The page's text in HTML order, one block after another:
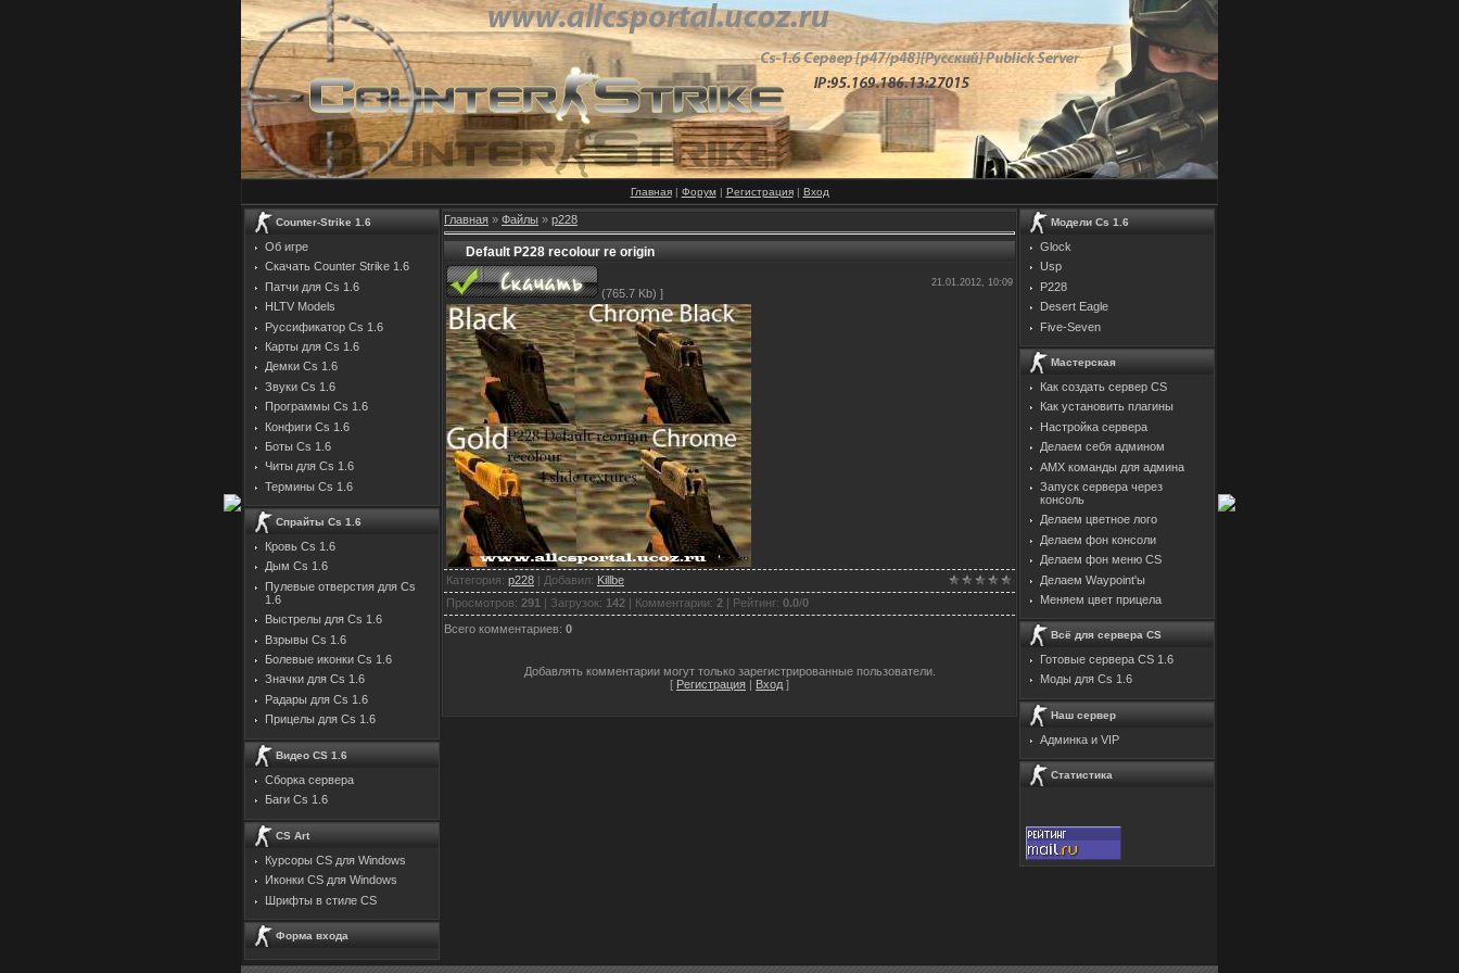
Главная| Форум| Регистрация| Вход
Counter-Strike 1.6
Об игре
Скачать Counter Strike 1.6
Патчи для Cs 1.6
HLTV Models
Руссификатор Cs 1.6
Карты для Cs 1.6
Демки Cs 1.6
Звуки Cs 1.6
Программы Cs 1.6
Конфиги Cs 1.6
Боты Cs 1.6
Читы для Cs 1.6
Термины Cs 1.6
Спрайты Cs 1.6
Кровь Cs 1.6
Дым Cs 1.6
Пулевые отверстия для Cs
1.6
Выстрелы для Cs 1.6
Взрывы Cs 1.6
Болевые иконки Cs 1.6
Значки для Cs 1.6
Радары для Cs 1.6
Прицелы для Cs 1.6
Видео CS 1.6
Сборка сервера
Баги Cs 1.6
CS Art
Курсоры CS для Windows
Иконки CS для Windows
Шрифты в стиле CS
Форма входа
Главная » Файлы » p228
Default P228 recolour re origin
(765.7 Kb) ]
21.01.2012, 10:09
Категория: p228 | Добавил: Killbe
Просмотров: 291 | Загрузок: 142 | Комментарии: 2 | Рейтинг: 0.0/0
Всего комментариев: 0
Добавлять комментарии могут только зарегистрированные пользователи.
[ Регистрация | Вход ]
Модели Cs 1.6
Glock
Usp
P228
Desert Eagle
Five-Seven
Мастерская
Как создать сервер CS
Как установить плагины
Настройка сервера
Делаем себя админом
AMX команды для админа
Запуск сервера через
консоль
Делаем цветное лого
Делаем фон консоли
Делаем фон меню CS
Делаем Waypoint'ы
Меняем цвет прицела
Всё для сервера CS
Готовые сервера CS 1.6
Моды для Cs 1.6
Наш сервер
Админка и VIP
Статистика